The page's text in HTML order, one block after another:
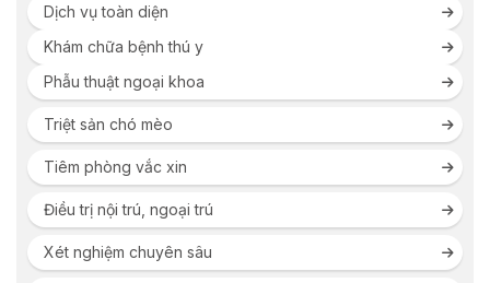
Dịch vụ toàn diện
Khám chữa bệnh thú y
Phẫu thuật ngoại khoa
Triệt sản chó mèo
Tiêm phòng vắc xin
Điều trị nội trú, ngoại trú
Xét nghiệm chuyên sâu